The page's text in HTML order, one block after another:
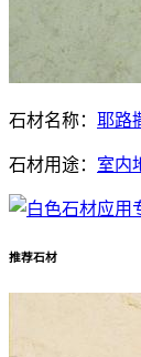
石材名称： 耶路
石材用途： 室内
推荐石材